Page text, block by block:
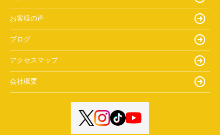
お客様の声
ブログ
アクセスマップ
会社概要